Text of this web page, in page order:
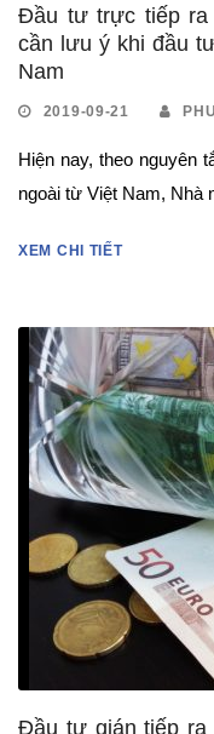
Đầu tư trực tiếp ra
cần lưu ý khi đầu
Nam
2019-09-21
Hiện nay, theo nguyên
ngoài từ Việt Nam,
XEM CHI TIẾT
Đầu tư gián tiếp ra